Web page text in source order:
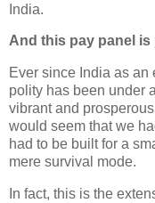
India.
And this pay panel
Ever since India as
polity has been under
vibrant and
would seem that we
had to be built for a
mere survival mode.
In fact, this is the